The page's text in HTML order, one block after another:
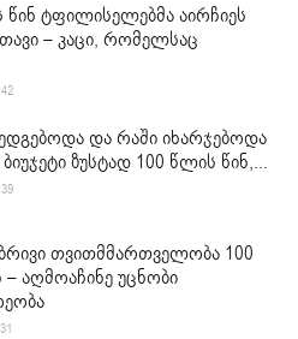
წინ ტფილისელებმა აირჩიეს
– კაცი, რომელსაც
და რაში იხარჯებოდა
ზუსტად 100 წლის წინ,...
თვითმმართველობა 100
აღმოაჩინე უცნობი